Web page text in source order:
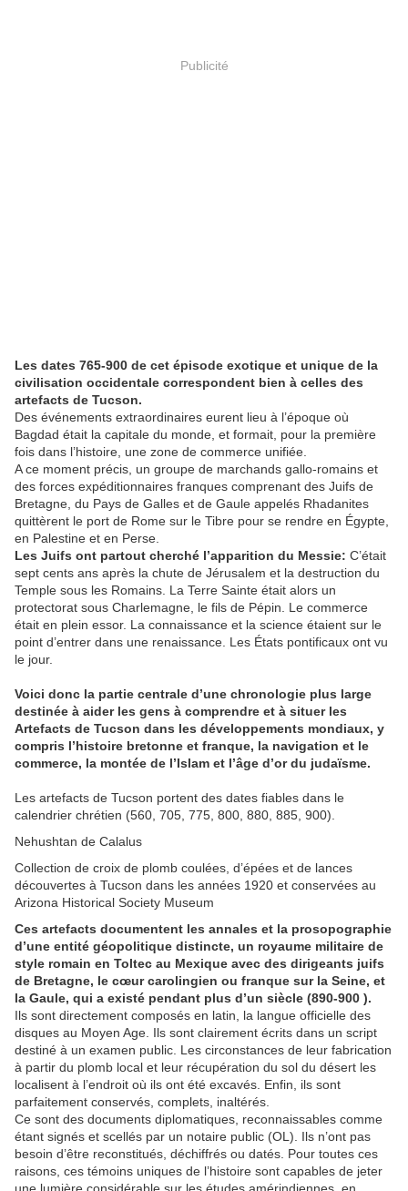
Publicité
Les dates 765-900 de cet épisode exotique et unique de la
civilisation occidentale correspondent bien à celles des
artefacts de Tucson.
Des événements extraordinaires eurent lieu à l’époque où
Bagdad était la capitale du monde, et formait, pour la première
fois dans l’histoire, une zone de commerce unifiée.
A ce moment précis, un groupe de marchands gallo-romains et
des forces expéditionnaires franques comprenant des Juifs de
Bretagne, du Pays de Galles et de Gaule appelés Rhadanites
quittèrent le port de Rome sur le Tibre pour se rendre en Égypte,
en Palestine et en Perse.
Les Juifs ont partout cherché l’apparition du Messie: C’était
sept cents ans après la chute de Jérusalem et la destruction du
Temple sous les Romains. La Terre Sainte était alors un
protectorat sous Charlemagne, le fils de Pépin. Le commerce
était en plein essor. La connaissance et la science étaient sur le
point d’entrer dans une renaissance. Les États pontificaux ont vu
le jour.
Voici donc la partie centrale d’une chronologie plus large
destinée à aider les gens à comprendre et à situer les
Artefacts de Tucson dans les développements mondiaux, y
compris l’histoire bretonne et franque, la navigation et le
commerce, la montée de l’Islam et l’âge d’or du judaïsme.
Les artefacts de Tucson portent des dates fiables dans le
calendrier chrétien (560, 705, 775, 800, 880, 885, 900).
Nehushtan de Calalus
Collection de croix de plomb coulées, d’épées et de lances
découvertes à Tucson dans les années 1920 et conservées au
Arizona Historical Society Museum
Ces artefacts documentent les annales et la prosopographie
d’une entité géopolitique distincte, un royaume militaire de
style romain en Toltec au Mexique avec des dirigeants juifs
de Bretagne, le cœur carolingien ou franque sur la Seine, et
la Gaule, qui a existé pendant plus d’un siècle (890-900 ).
Ils sont directement composés en latin, la langue officielle des
disques au Moyen Age. Ils sont clairement écrits dans un script
destiné à un examen public. Les circonstances de leur fabrication
à partir du plomb local et leur récupération du sol du désert les
localisent à l’endroit où ils ont été excavés. Enfin, ils sont
parfaitement conservés, complets, inaltérés.
Ce sont des documents diplomatiques, reconnaissables comme
étant signés et scellés par un notaire public (OL). Ils n’ont pas
besoin d’être reconstitués, déchiffrés ou datés. Pour toutes ces
raisons, ces témoins uniques de l’histoire sont capables de jeter
une lumière considérable sur les études amérindiennes, en